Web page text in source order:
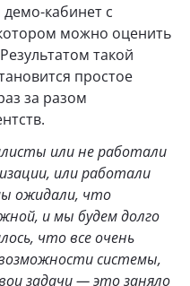
кабинет с
можно оценить
такой
простое
за разом
или не работали
или работали
ожидали, что
и мы будем долго
что все очень
системы,
задачи — это заняло